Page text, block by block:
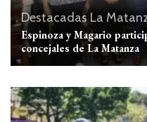
Destacadas La
Espinoza y Magario
concejales de La Matanza